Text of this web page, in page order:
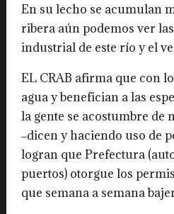
En su lecho se acumulan
ribera aún podemos ver
industrial de este río y el
EL CRAB afirma que con
agua y benefician a las
la gente se acostumbre de
‒dicen y haciendo uso de
logran que Prefectura
puertos) otorgue los
que semana a semana